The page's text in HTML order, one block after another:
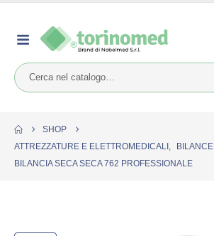
SHOP
ATTREZZATURE E ELETTROMEDICALI ,
BILANCE
BILANCIA SECA SECA 762 PROFESSIONALE